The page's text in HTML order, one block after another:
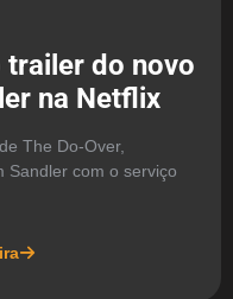
trailer do novo
na Netflix
The Do-Over,
Sandler com o serviço